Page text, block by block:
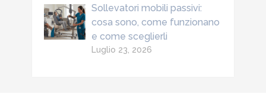
Sollevatori mobili passivi:
cosa sono, come funzionano
e come sceglierli
Luglio 23, 2026